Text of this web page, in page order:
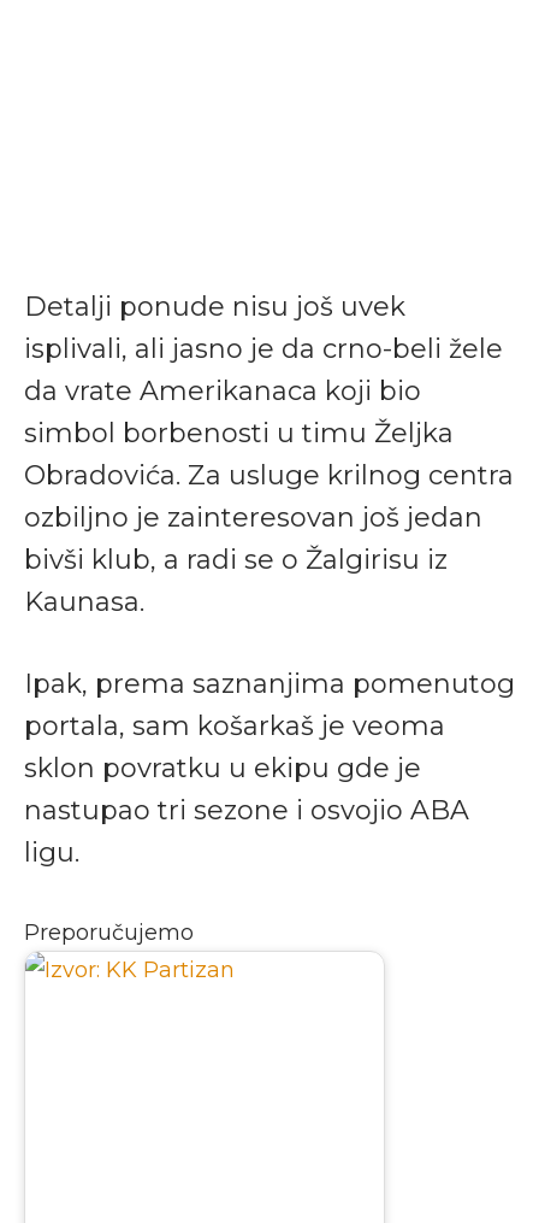
Detalji ponude nisu još uvek
isplivali, ali jasno je da crno-beli žele
da vrate Amerikanaca koji bio
simbol borbenosti u timu Željka
Obradovića. Za usluge krilnog centra
ozbiljno je zainteresovan još jedan
bivši klub, a radi se o Žalgirisu iz
Kaunasa.
Ipak, prema saznanjima pomenutog
portala, sam košarkaš je veoma
sklon povratku u ekipu gde je
nastupao tri sezone i osvojio ABA
ligu.
Preporučujemo